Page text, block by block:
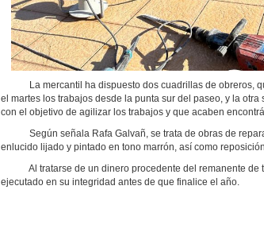
La mercantil ha dispuesto dos cuadrillas de obreros,
el martes los trabajos desde la punta sur del paseo, y la
con el objetivo de agilizar los trabajos y que acaben
Según señala Rafa Galvañ, se trata de obras de
enlucido lijado y pintado en tono marrón, así como
Al tratarse de un dinero procedente del remanente de
ejecutado en su integridad antes de que finalice el año.